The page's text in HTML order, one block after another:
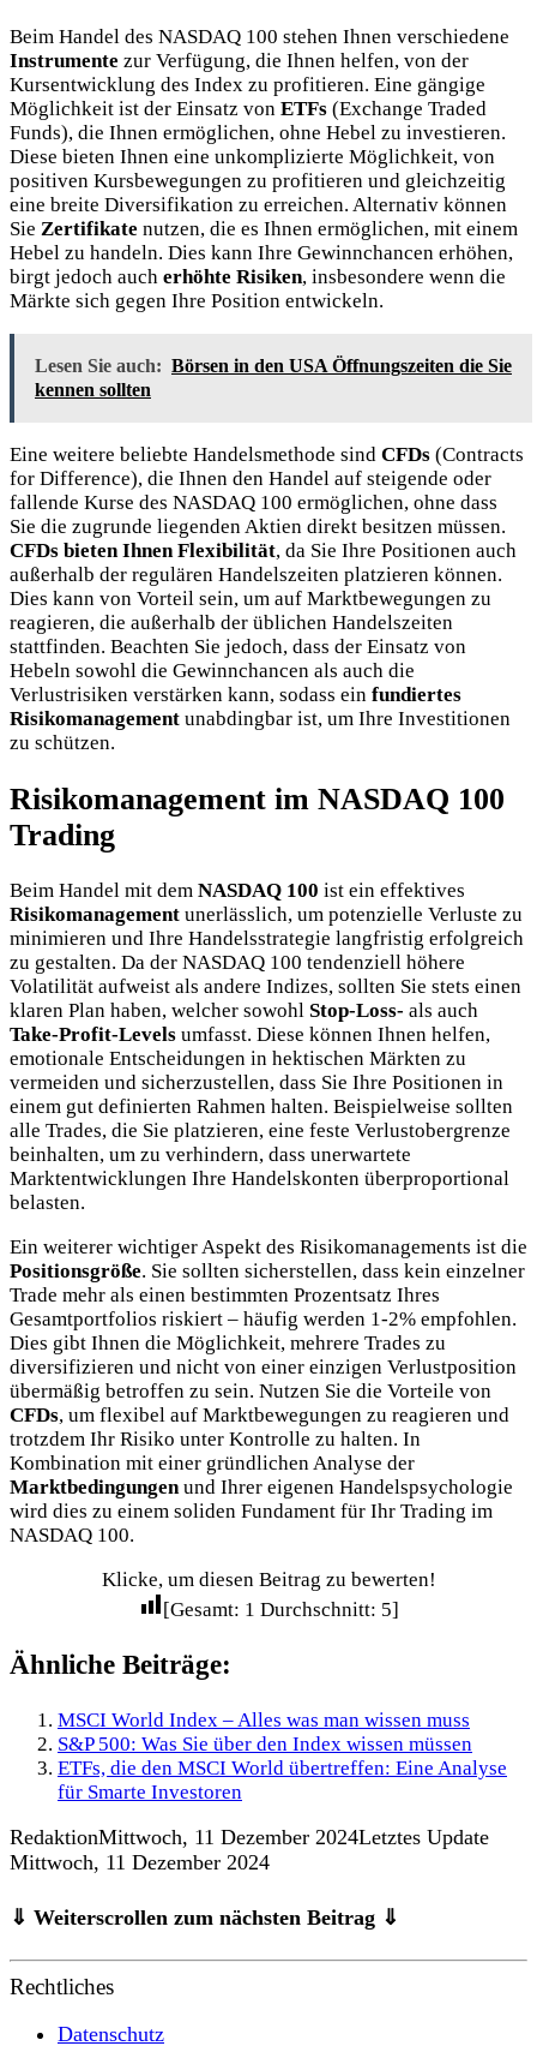
Beim Handel des NASDAQ 100 stehen Ihnen verschiedene
Instrumente zur Verfügung, die Ihnen helfen, von der
Kursentwicklung des Index zu profitieren. Eine gängige
Möglichkeit ist der Einsatz von ETFs (Exchange Traded
Funds), die Ihnen ermöglichen, ohne Hebel zu investieren.
Diese bieten Ihnen eine unkomplizierte Möglichkeit, von
positiven Kursbewegungen zu profitieren und gleichzeitig
eine breite Diversifikation zu erreichen. Alternativ können
Sie Zertifikate nutzen, die es Ihnen ermöglichen, mit einem
Hebel zu handeln. Dies kann Ihre Gewinnchancen erhöhen,
birgt jedoch auch erhöhte Risiken, insbesondere wenn die
Märkte sich gegen Ihre Position entwickeln.
Lesen Sie auch: Börsen in den USA Öffnungszeiten die Sie
kennen sollten
Eine weitere beliebte Handelsmethode sind CFDs (Contracts
for Difference), die Ihnen den Handel auf steigende oder
fallende Kurse des NASDAQ 100 ermöglichen, ohne dass
Sie die zugrunde liegenden Aktien direkt besitzen müssen.
CFDs bieten Ihnen Flexibilität, da Sie Ihre Positionen auch
außerhalb der regulären Handelszeiten platzieren können.
Dies kann von Vorteil sein, um auf Marktbewegungen zu
reagieren, die außerhalb der üblichen Handelszeiten
stattfinden. Beachten Sie jedoch, dass der Einsatz von
Hebeln sowohl die Gewinnchancen als auch die
Verlustrisiken verstärken kann, sodass ein fundiertes
Risikomanagement unabdingbar ist, um Ihre Investitionen
zu schützen.
Risikomanagement im NASDAQ 100
Trading
Beim Handel mit dem NASDAQ 100 ist ein effektives
Risikomanagement unerlässlich, um potenzielle Verluste zu
minimieren und Ihre Handelsstrategie langfristig erfolgreich
zu gestalten. Da der NASDAQ 100 tendenziell höhere
Volatilität aufweist als andere Indizes, sollten Sie stets einen
klaren Plan haben, welcher sowohl Stop-Loss- als auch
Take-Profit-Levels umfasst. Diese können Ihnen helfen,
emotionale Entscheidungen in hektischen Märkten zu
vermeiden und sicherzustellen, dass Sie Ihre Positionen in
einem gut definierten Rahmen halten. Beispielweise sollten
alle Trades, die Sie platzieren, eine feste Verlustobergrenze
beinhalten, um zu verhindern, dass unerwartete
Marktentwicklungen Ihre Handelskonten überproportional
belasten.
Ein weiterer wichtiger Aspekt des Risikomanagements ist die
Positionsgröße. Sie sollten sicherstellen, dass kein einzelner
Trade mehr als einen bestimmten Prozentsatz Ihres
Gesamtportfolios riskiert – häufig werden 1-2% empfohlen.
Dies gibt Ihnen die Möglichkeit, mehrere Trades zu
diversifizieren und nicht von einer einzigen Verlustposition
übermäßig betroffen zu sein. Nutzen Sie die Vorteile von
CFDs, um flexibel auf Marktbewegungen zu reagieren und
trotzdem Ihr Risiko unter Kontrolle zu halten. In
Kombination mit einer gründlichen Analyse der
Marktbedingungenund Ihrer eigenen Handelspsychologie
wird dies zu einem soliden Fundament für Ihr Trading im
NASDAQ 100.
Klicke, um diesen Beitrag zu bewerten!
[Gesamt: 1 Durchschnitt: 5]
Ähnliche Beiträge:
MSCI World Index – Alles was man wissen muss
S&P 500: Was Sie über den Index wissen müssen
ETFs, die den MSCI World übertreffen: Eine Analyse
für Smarte Investoren
RedaktionMittwoch, 11 Dezember 2024Letztes Update
Mittwoch, 11 Dezember 2024
⇓ Weiterscrollen zum nächsten Beitrag ⇓
Rechtliches
Datenschutz